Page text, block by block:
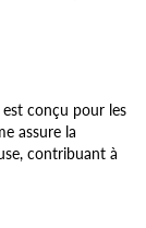
conçu pour les
assure la
contribuant à